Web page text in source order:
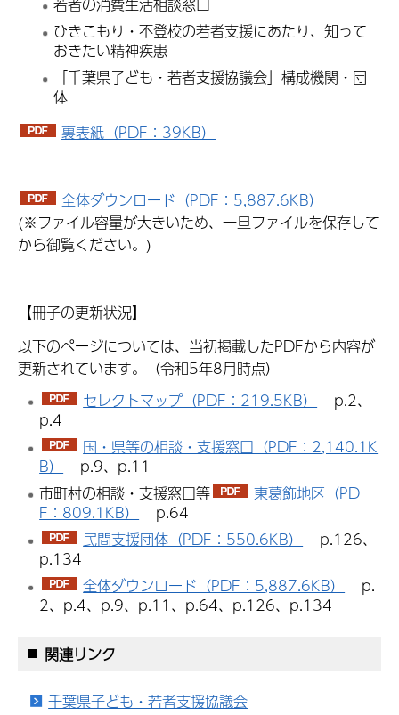
ひきこもり・不登校の若者支援にあたり、知って
おきたい精神疾患
「千葉県子ども・若者支援協議会」構成機関・団
体
裏表紙（PDF：39KB）
全体ダウンロード（PDF：5,887.6KB）
(※ファイル容量が大きいため、一旦ファイルを保存して
から御覧ください。)
【冊子の更新状況】
以下のページについては、当初掲載したPDFから内容が
更新されています。（令和5年8月時点）
セレクトマップ（PDF：219.5KB）
p.2、
p.4
国・県等の相談・支援窓口（PDF：2,140.1K
B）
p.9、p.11
市町村の相談・支援窓口等
東葛飾地区（PD
F：809.1KB）
p.64
民間支援団体（PDF：550.6KB）
p.126、
p.134
全体ダウンロード（PDF：5,887.6KB）
p.
2、p.4、p.9、p.11、p.64、p.126、p.134
関連リンク
千葉県子ども・若者支援協議会